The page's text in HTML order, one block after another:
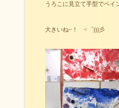
うろこに見立て手型でペイ
大きいね~！ <゜)))彡